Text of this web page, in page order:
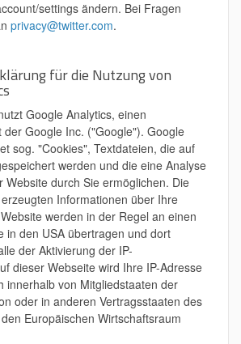
settings ändern. Bei Fragen
privacy@twitter.com.
für die Nutzung von
Google Analytics, einen
der Google Inc. ("Google"). Google
sog. "Cookies", Textdateien, die auf
werden und die eine Analyse
Website durch Sie ermöglichen. Die
Informationen über Ihre
werden in der Regel an einen
in den USA übertragen und dort
der Aktivierung der IP-
dieser Webseite wird Ihre IP-Adresse
innerhalb von Mitgliedstaaten der
oder in anderen Vertragsstaaten des
Europäischen Wirtschaftsraum